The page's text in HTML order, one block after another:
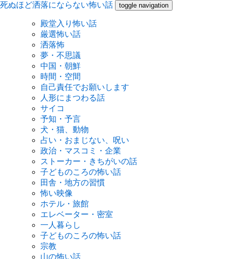
死ぬほど洒落にならない怖い話 toggle navigation
殿堂入り怖い話
厳選怖い話
洒落怖
夢・不思議
中国・朝鮮
時間・空間
自己責任でお願いします
人形にまつわる話
サイコ
予知・予言
犬・猫、動物
占い・おまじない、呪い
政治・マスコミ・企業
ストーカー・きちがいの話
子どものころの怖い話
田舎・地方の習慣
怖い映像
ホテル・旅館
エレベーター・密室
一人暮らし
子どものころの怖い話
宗教
山の怖い話